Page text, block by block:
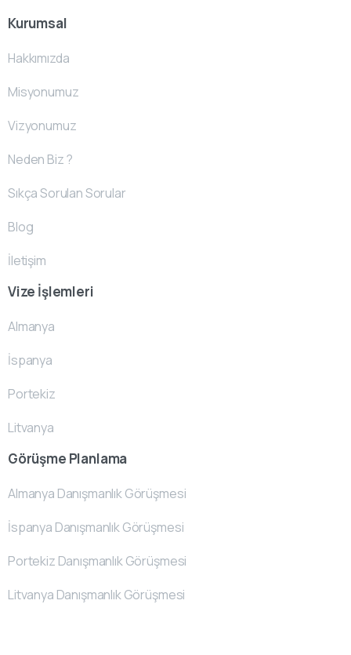
Kurumsal
Hakkımızda
Misyonumuz
Vizyonumuz
Neden Biz ?
Sıkça Sorulan Sorular
Blog
İletişim
Vize İşlemleri
Almanya
İspanya
Portekiz
Litvanya
Görüşme Planlama
Almanya Danışmanlık Görüşmesi
İspanya Danışmanlık Görüşmesi
Portekiz Danışmanlık Görüşmesi
Litvanya Danışmanlık Görüşmesi